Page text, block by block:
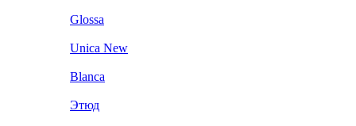
Glossa
Unica New
Blanca
Этюд